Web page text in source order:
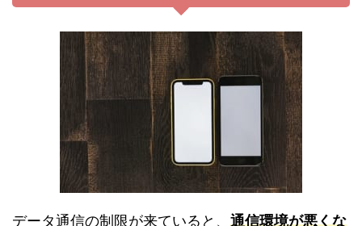
データ通信の制限が来ていると、 通信環境が悪くな